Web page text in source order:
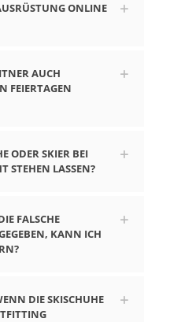
ONLINE
AUCH
FEIERTAGEN
ODER SKIER BEI
STEHEN LASSEN?
FALSCHE
KANN ICH D
DIE SKISCHUHE